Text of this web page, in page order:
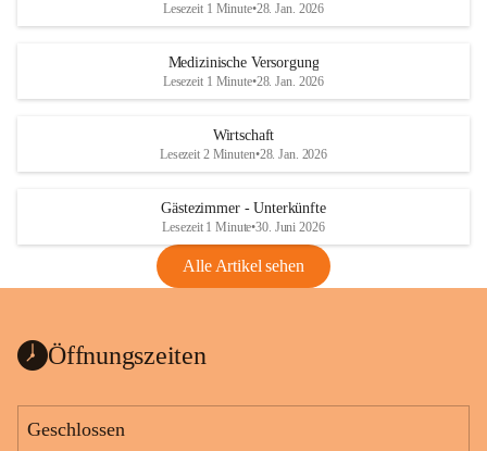
Lesezeit 1 Minute•28. Jan. 2026
Medizinische Versorgung
Lesezeit 1 Minute•28. Jan. 2026
Wirtschaft
Lesezeit 2 Minuten•28. Jan. 2026
Gästezimmer - Unterkünfte
Lesezeit 1 Minute•30. Juni 2026
Alle Artikel sehen
Öffnungszeiten
Geschlossen